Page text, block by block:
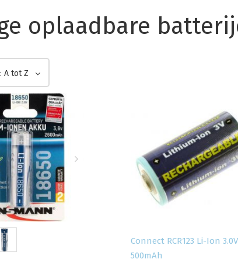
oplaadbare
A tot Z
Connect RCR123 Li-Ion
500mAh